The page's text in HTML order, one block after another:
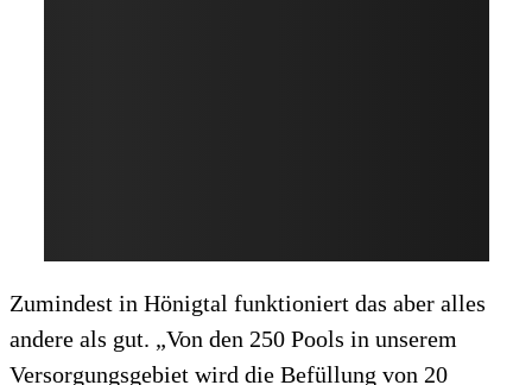
Zumindest in Hönigtal funktioniert das aber alles
andere als gut. „Von den 250 Pools in unserem
Versorgungsgebiet wird die Befüllung von 20